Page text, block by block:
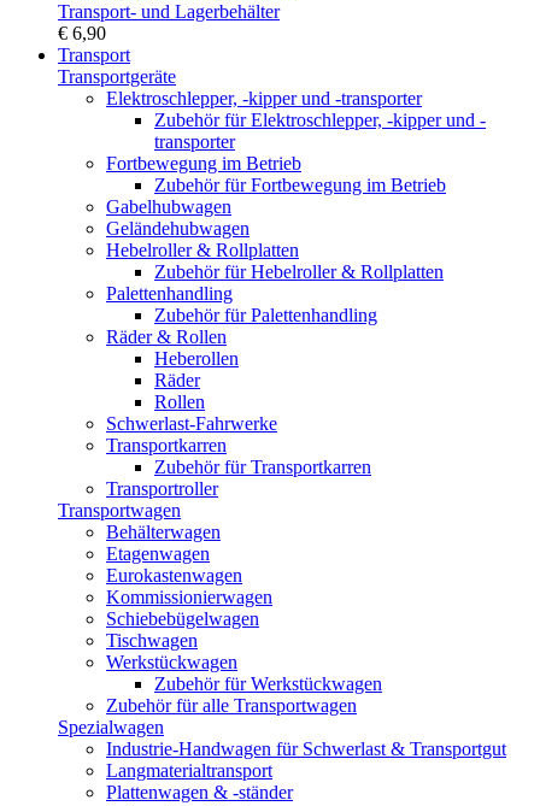
Transport- und Lagerbehälter
€ 6,90
Transport
Transportgeräte
Elektroschlepper, -kipper und -transporter
Zubehör für Elektroschlepper, -kipper und -
transporter
Fortbewegung im Betrieb
Zubehör für Fortbewegung im Betrieb
Gabelhubwagen
Geländehubwagen
Hebelroller & Rollplatten
Zubehör für Hebelroller & Rollplatten
Palettenhandling
Zubehör für Palettenhandling
Räder & Rollen
Heberollen
Räder
Rollen
Schwerlast-Fahrwerke
Transportkarren
Zubehör für Transportkarren
Transportroller
Transportwagen
Behälterwagen
Etagenwagen
Eurokastenwagen
Kommissionierwagen
Schiebebügelwagen
Tischwagen
Werkstückwagen
Zubehör für Werkstückwagen
Zubehör für alle Transportwagen
Spezialwagen
Industrie-Handwagen für Schwerlast & Transportgut
Langmaterialtransport
Plattenwagen & -ständer